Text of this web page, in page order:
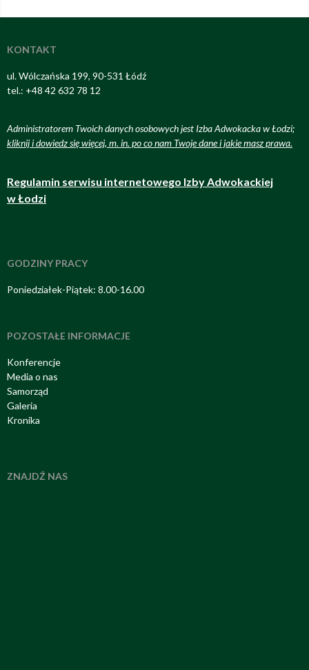
KONTAKT
ul. Wólczańska 199, 90-531 Łódź
tel.: +48 42 632 78 12
Administratorem Twoich danych osobowych jest Izba Adwokacka w Łodzi;
kliknij i dowiedz się więcej, m. in. po co nam Twoje dane i jakie masz prawa.
Regulamin serwisu internetowego Izby Adwokackiej
w Łodzi
GODZINY PRACY
Poniedziałek-Piątek: 8.00-16.00
POZOSTAŁE INFORMACJE
Konferencje
Media o nas
Samorząd
Galeria
Kronika
ZNAJDŹ NAS